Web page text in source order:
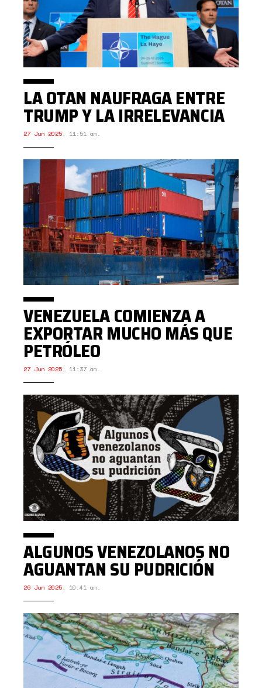
LA OTAN NAUFRAGA ENTRE
TRUMP Y LA IRRELEVANCIA
27 Jun 2025, 11:51 am.
VENEZUELA COMIENZA A
EXPORTAR MUCHO MÁS QUE
PETRÓLEO
27 Jun 2025, 11:37 am.
ALGUNOS VENEZOLANOS NO
AGUANTAN SU PUDRICIÓN
26 Jun 2025, 10:41 am.